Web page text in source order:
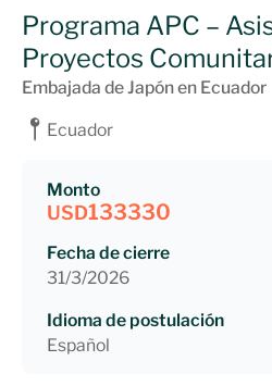
Programa APC –
Proyectos
Embajada de Japón en Ecuador
Ecuador
Monto
USD133330
Fecha de cierre
31/3/2026
Idioma de postulación
Español